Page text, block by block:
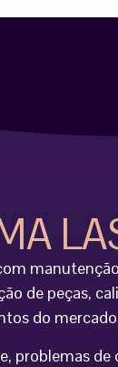
de peças,
do
problemas de